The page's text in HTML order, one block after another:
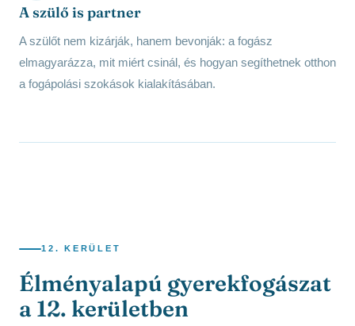
A szülő is partner
A szülőt nem kizárják, hanem bevonják: a fogász
elmagyarázza, mit miért csinál, és hogyan segíthetnek otthon
a fogápolási szokások kialakításában.
12. KERÜLET
Élményalapú gyerekfogászat
a 12. kerületben